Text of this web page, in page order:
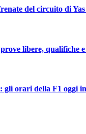
del circuito di
libere, qualifiche
gli orari della F1 oggi